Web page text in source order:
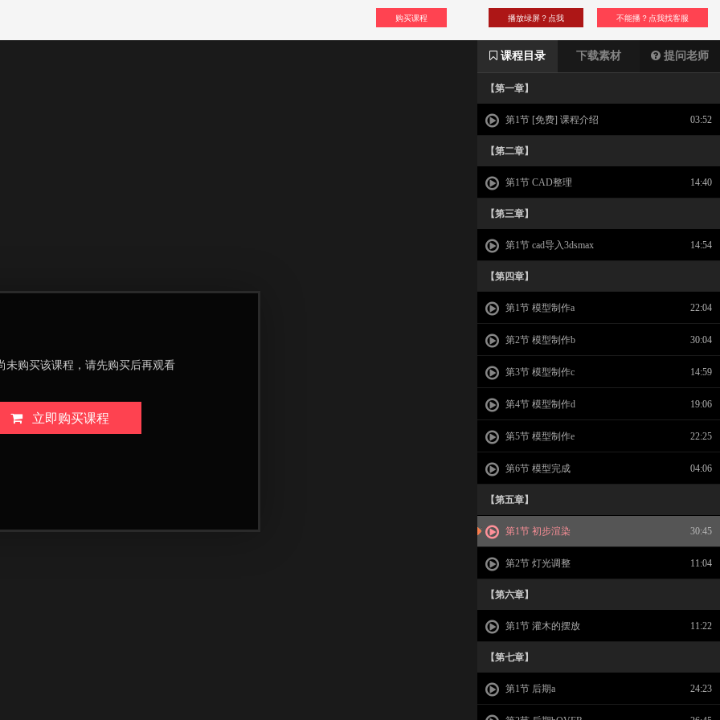
购买课程 不能播？点我找客服
播放绿屏？点我
课程目录 下载素材 提问老师
【第一章】
第1节 [免费] 课程介绍 03:52
【第二章】
第1节 CAD整理 14:40
【第三章】
第1节 cad导入3dsmax 14:54
【第四章】
第1节 模型制作a 22:04
第2节 模型制作b 30:04
第3节 模型制作c 14:59
第4节 模型制作d 19:06
第5节 模型制作e 22:25
第6节 模型完成 04:06
【第五章】
第1节 初步渲染 30:45
第2节 灯光调整 11:04
【第六章】
第1节 灌木的摆放 11:22
【第七章】
第1节 后期a 24:23
未购买该课程，请先购买后再观看
立即购买课程